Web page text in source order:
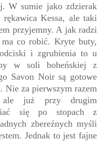
W sumie jako zdzierak
Kessa, ale taki
przyjemny. A jak radzi
co robić. Kryte buty,
i zgrubienia to u
w soli boheńskiej z
Savon Noir są gotowe
Nie za pierwszym razem
ale już przy drugim
się po stopach z
zbereźnych myśli
Jednak to jest fajne